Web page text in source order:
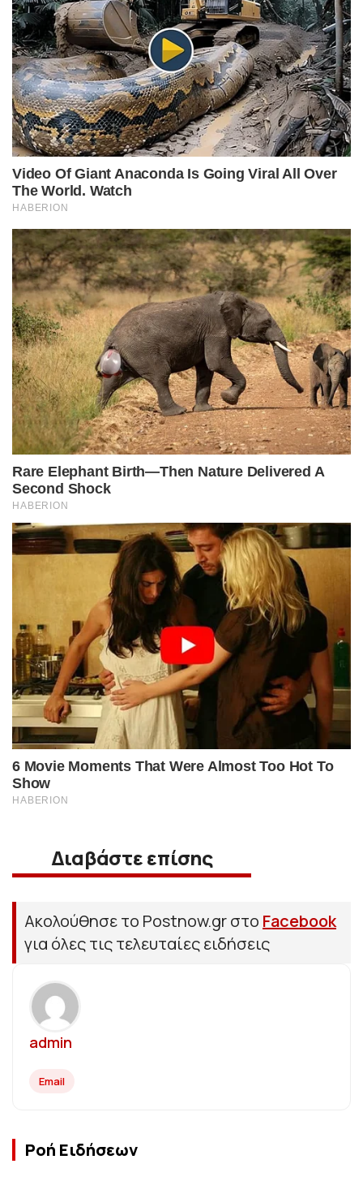
Διαβάστε επίσης
Ακολούθησε το Postnow.gr στο Facebook
για όλες τις τελευταίες ειδήσεις
admin
Email
Ροή Ειδήσεων